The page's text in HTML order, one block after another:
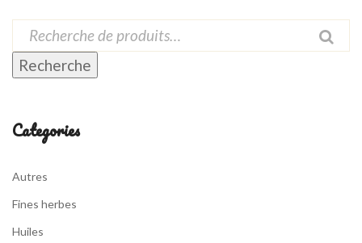
Recherche
Categories
Autres
Fines herbes
Huiles